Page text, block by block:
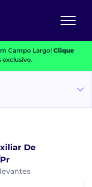
Campo Largo!Clique
exclusivo.
De